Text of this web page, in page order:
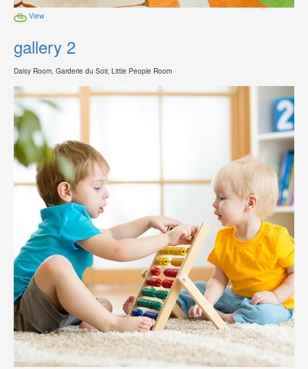
View
gallery 2
Daisy Room, Garderie du Soir, Little People Room